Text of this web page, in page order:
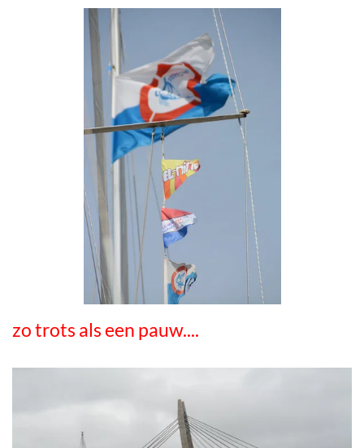
zo trots als een pauw....